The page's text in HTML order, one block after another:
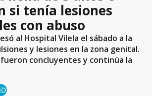
si tenía lesiones
con abuso
al Hospital Vilela el sábado a la
y lesiones en la zona genital.
concluyentes y continúa la